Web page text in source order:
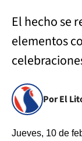
El hecho se
elementos
Por El
Jueves, 10 de